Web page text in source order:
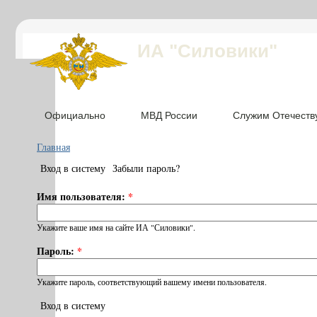
ИА "Силовики"
Официально МВД России Служим
Главная
Вход в систему Забыли пароль?
Имя пользователя: *
Укажите ваше имя на сайте ИА "Силовики".
Пароль: *
Укажите пароль, соответствующий вашему имени пользователя.
Вход в систему